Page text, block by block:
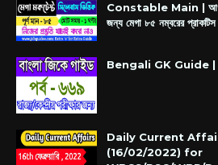
Constable Main | আগামী
জন্য মেগা ৮৫ নম্বরের
Bengali GK Guide |
Daily Current
(16/02/2022) for